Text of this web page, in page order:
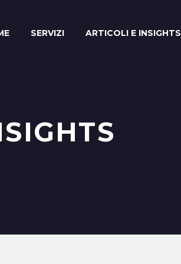
SERVIZI ARTICOLI E INSIGHTS